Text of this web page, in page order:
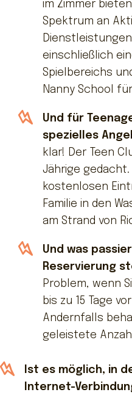
im Zimmer
Spektrum an
einschließlich
Spielbereichs
Nanny School
Und für
spezielles
klar! Der Teen
Jährige
kostenlosen
Familie in den
am Strand von
Und was
Reservierung
Problem, wenn
bis zu 15 Tage
Andernfalls
geleistete
Ist es möglich, in
Internet-